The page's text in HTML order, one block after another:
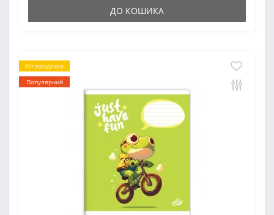
ДО КОШИКА
Хіт продажів
Популярний